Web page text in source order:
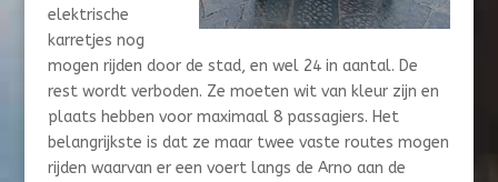
elektrische
karretjes nog
mogen rijden door de stad, en wel 24 in aantal. De
rest wordt verboden. Ze moeten wit van kleur zijn en
plaats hebben voor maximaal 8 passagiers. Het
belangrijkste is dat ze maar twee vaste routes mogen
rijden waarvan er een voert langs de Arno aan de